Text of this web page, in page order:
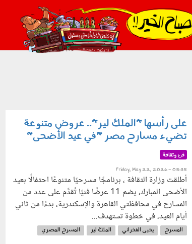
021_2.png
على رأسها "الملك لير".. عروض متنوعة
تضيء مسارح مصر "في عيد الأضحى"
فن وثقافة
Friday, May 22, 2026 - 05:35
أطلقت وزارة الثقافة ، برنامجًا مسرحيًا متنوعًا احتفالًا بعيد
الأضحى المبارك، يضم 11 عرضًا فنيًا تُقدَّم على عدد من
المسارح في محافظتي القاهرة والإسكندرية، بدءًا من ثاني
أيام العيد، في خطوة تستهدف...
المسرح يحيى الفخراني الملك لير
المسرح المصري